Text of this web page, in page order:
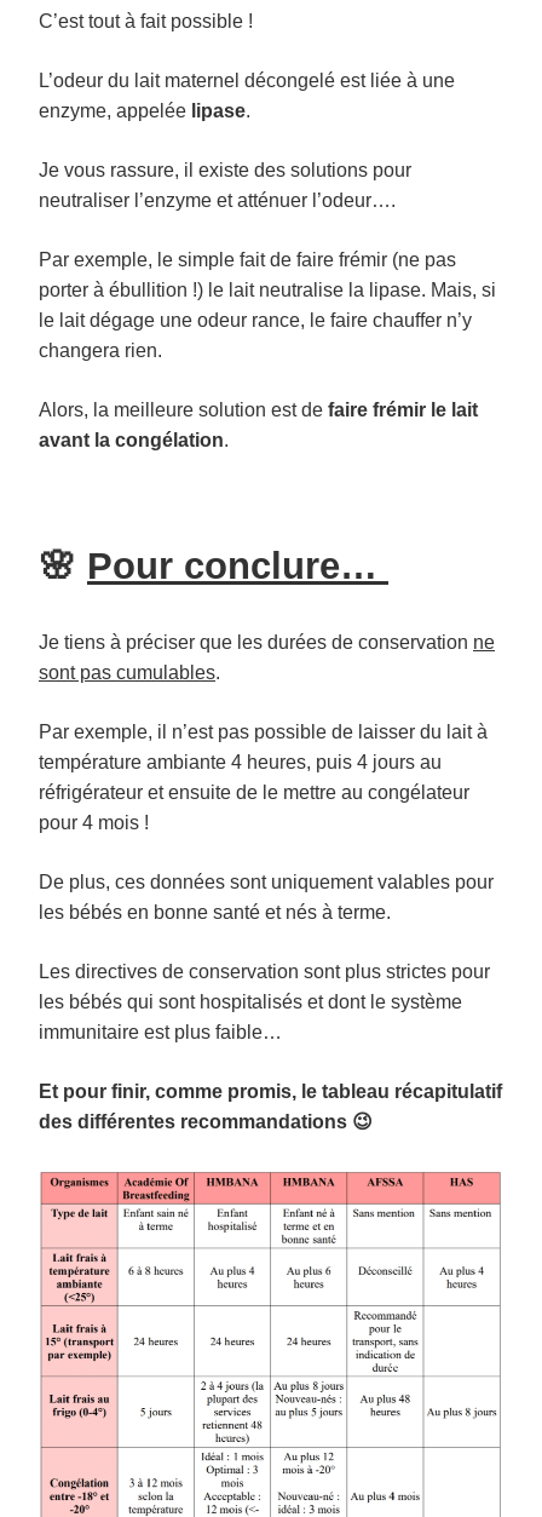
C’est tout à fait possible !
L’odeur du lait maternel décongelé est liée à une
enzyme, appelée lipase.
Je vous rassure, il existe des solutions pour
neutraliser l’enzyme et atténuer l’odeur….
Par exemple, le simple fait de faire frémir (ne pas
porter à ébullition !) le lait neutralise la lipase. Mais, si
le lait dégage une odeur rance, le faire chauffer n’y
changera rien.
Alors, la meilleure solution est de faire frémir le lait
avant la congélation.
🌸 Pour conclure…
Je tiens à préciser que les durées de conservation ne
sont pas cumulables.
Par exemple, il n’est pas possible de laisser du lait à
température ambiante 4 heures, puis 4 jours au
réfrigérateur et ensuite de le mettre au congélateur
pour 4 mois !
De plus, ces données sont uniquement valables pour
les bébés en bonne santé et nés à terme.
Les directives de conservation sont plus strictes pour
les bébés qui sont hospitalisés et dont le système
immunitaire est plus faible…
Et pour finir, comme promis, le tableau récapitulatif
des différentes recommandations 😉